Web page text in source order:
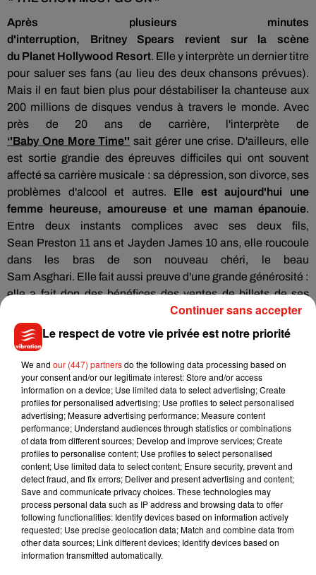
Après plusieurs minutes
d'interruption, Britney Spears revient sur la scène
du Planet Hollywood Resort. Elle y interprète un dernier titre
pour saluer ses fans (au lieu des deux chansons prévues).
Mais il en faut bien plus pour déstabiliser la chanteuse aux
200 millions de disques vendus à travers le monde. Avec
près de 20 ans de carrière, l'interprète de
‘'Baby OneMoreTime'' sait gérer une crise. D'ailleurs, elle
est sortie grandie des épreuves difficiles qui ont souvent
affecté sa carrière musicale : sa dépression, son divorce, ses
problèmes d'alcool et autres. Elle est aujourd'hui une
femme heureuse, amoureuse et une maman épanouie.
Entre deux instants complices avec ses deux fils,
Sean Preston 11 ans et Jayden James 10 ans, elle roucoule
dans les bras de son nouveau chéri, le beau
SamAsghari. Elle fait aussi preuve d'une grande générosité :
elle a fait don des bénéfices des ventes de billets de ses
concerts à la
Nevada
ChildhoodCancer Foundation , rebaptisée pour
l'occasion le
Le respect de votre vie privée est notre priorité
We and our (447) partnersdo the following data processing based on
your consent and/or our legitimate interest: Store and/or access
information on a device; Use limited data to select advertising; Create
profiles for personalised advertising; Use profiles to select personalised
advertising; Measure advertising performance; Measure content
performance; Understand audiences through statistics or combinations
of data from different sources; Develop and improve services; Create
profiles to personalise content; Use profiles to select personalised
content; Use limited data to select content; Ensure security, prevent and
detect fraud, and fix errors; Deliver and present advertising and content;
Save and communicate privacy choices. These technologies may
process personal data such as IP address and browsing data to offer
following functionalities: Identify devices based on information actively
requested; Use precise geolocation data; Match and combine data from
other data sources; Link different devices; Identify devices based on
information transmitted automatically.
Continuer sans accepter